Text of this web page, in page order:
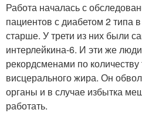
Работа началась с
пациентов с диабетом 2 типа
старше. У трети из них были
интерлейкина-6. И эти же
рекордсменами по
висцерального жира. Он
органы и в случае избытка
работать.